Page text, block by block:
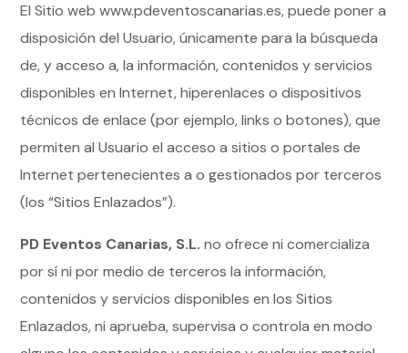
El Sitio web www.pdeventoscanarias.es, puede poner a
disposición del Usuario, únicamente para la búsqueda
de, y acceso a, la información, contenidos y servicios
disponibles en Internet, hiperenlaces o dispositivos
técnicos de enlace (por ejemplo, links o botones), que
permiten al Usuario el acceso a sitios o portales de
Internet pertenecientes a o gestionados por terceros
(los “Sitios Enlazados”).
PD Eventos Canarias, S.L. no ofrece ni comercializa
por sí ni por medio de terceros la información,
contenidos y servicios disponibles en los Sitios
Enlazados, ni aprueba, supervisa o controla en modo